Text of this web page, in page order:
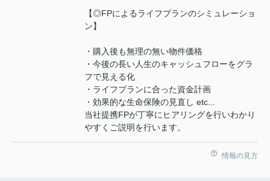
【◎FPによるライフプランのシミュレーショ
ン】
・購入後も無理の無い物件価格
・今後の長い人生のキャッシュフローをグラ
フで見える化
・ライフプランに合った資金計画
・効果的な生命保険の見直し etc...
当社提携FPが丁寧にヒアリングを行いわかり
やすくご説明を行います。
情報の見方